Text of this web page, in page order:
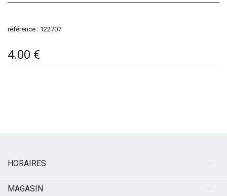
référence : 122707
4.00 €
HORAIRES
MAGASIN